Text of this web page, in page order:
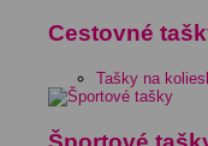
Cestovné
Tašky na